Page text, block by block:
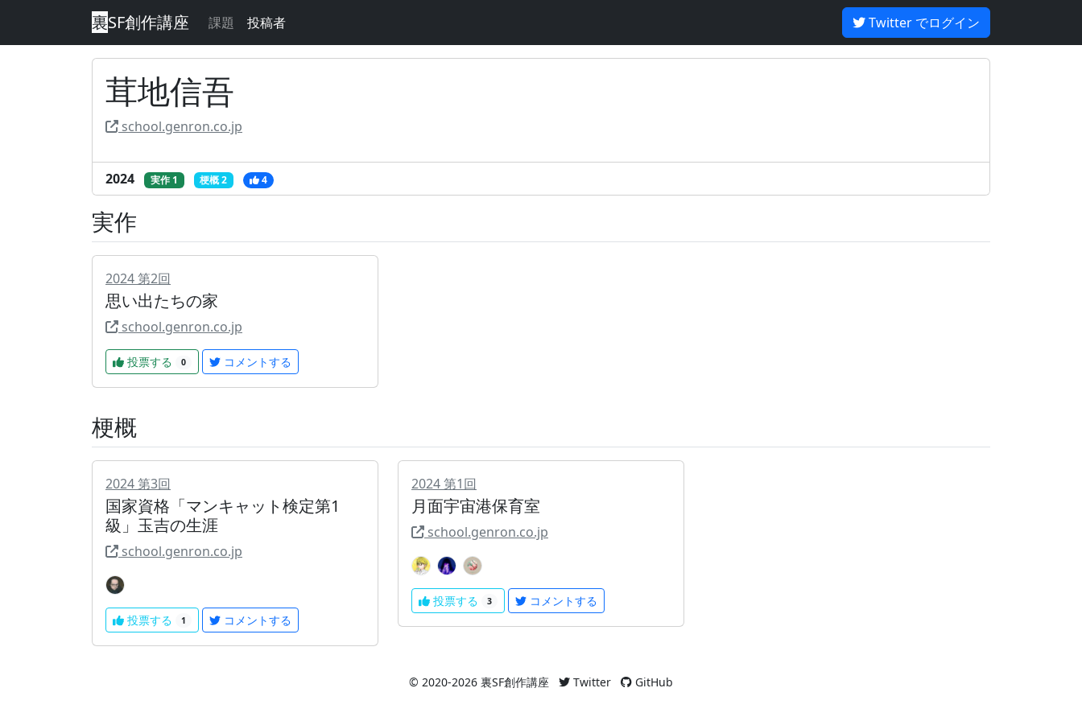
裏SF創作講座 課題 投稿者 Twitter でログイン
茸地信吾
school.genron.co.jp
2024 実作 1 梗概 2 4
実作
2024第2回
思い出たちの家
school.genron.co.jp
投票する 0 コメントする
梗概
2024第3回
国家資格「マンキャット検定第1
級」玉吉の生涯
school.genron.co.jp
投票する 1 コメントする
2024第1回
月面宇宙港保育室
school.genron.co.jp
投票する 3 コメントする
© 2020-2026 裏SF創作講座 Twitter GitHub